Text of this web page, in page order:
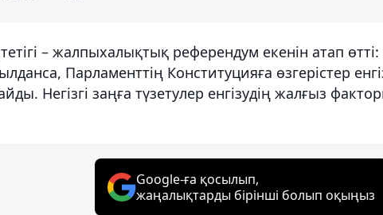
– жалпыхалықтық референдум екенін атап өтті:
Парламенттің Конституцияға өзгерістер
Негізгі заңға түзетулер енгізудің жалғыз
Google-ға қосылып,
жаңалықтарды бірінші болып оқыңыз